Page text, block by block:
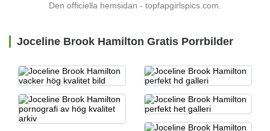
Den officiella hemsidan - topfapgirlspics.com.
Joceline Brook Hamilton Gratis Porrbilder